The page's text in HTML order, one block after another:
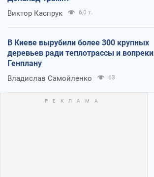
Виктор Каспрук 6,0 т.
В Киеве вырубили более 300 крупных
деревьев ради теплотрассы и вопреки
Генплану
Владислав Самойленко 63